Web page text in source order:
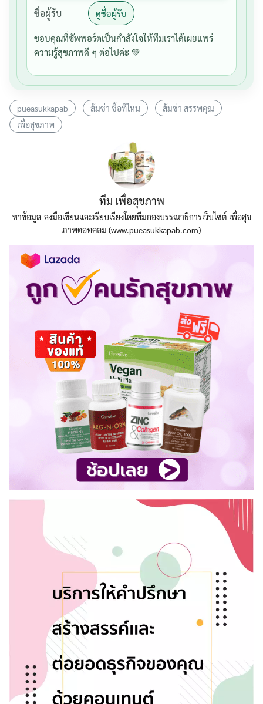
ชื่อผู้รับ ดูชื่อผู้รับ
ขอบคุณที่ซัพพอร์ตเป็นกำลังใจให้ทีมเราได้เผยแพร่
ความรู้สุขภาพดี ๆ ต่อไปค่ะ 💚
pueasukkapab ส้มซ่า ซื้อที่ไหน
ส้มซ่า สรรพคุณ
เพื่อสุขภาพ
ทีม เพื่อสุขภาพ
หาข้อมูล-ลงมือเขียนและเรียบเรียงโดยทีมกองบรรณาธิการเว็บไซต์ เพื่อสุข
ภาพดอทคอม (www.pueasukkapab.com)